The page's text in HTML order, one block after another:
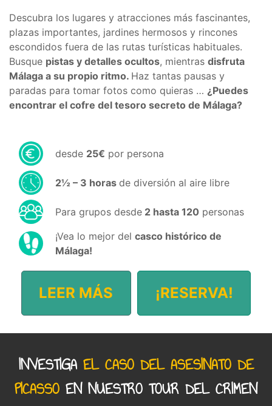
Descubra los lugares y atracciones más fascinantes,
plazas importantes, jardines hermosos y rincones
escondidos fuera de las rutas turísticas habituales.
Busque pistas y detalles ocultos, mientras disfruta
Málaga a su propio ritmo. Haz tantas pausas y
paradas para tomar fotos como quieras … ¿Puedes
encontrar el cofre del tesoro secreto de Málaga?
desde 25€ por persona
2½ – ​​3 horas de diversión al aire libre
Para grupos desde 2 hasta 120 personas
¡Vea lo mejor del casco histórico de
Málaga!
LEER MÁS ¡RESERVA!
INVESTIGA EL CASO DEL ASESINATO DE
PICASSO EN NUESTRO TOUR DEL CRIMEN